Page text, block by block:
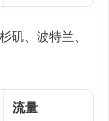
矶、波特兰、
流量